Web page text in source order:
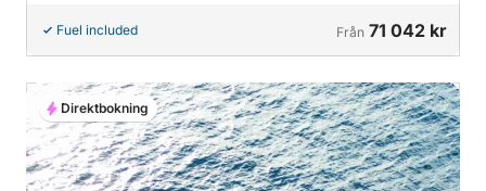
Fuel included Från 71 042 kr
Direktbokning